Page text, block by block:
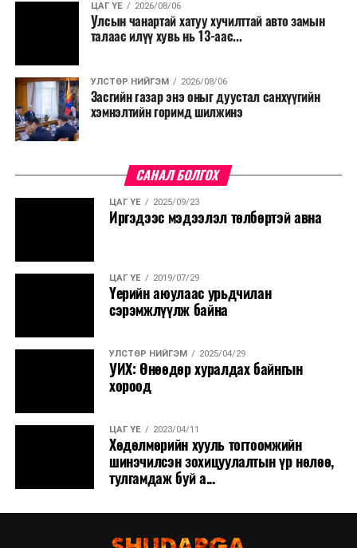
ЦАГ ҮЕ 2026/08/06
Улсын чанартай хатуу хучилттай авто замын
талаас илүү хувь нь 13-аас...
УЛСТӨР НИЙГЭМ 2026/08/06
Засгийн газар энэ оныг дуустал санхүүгийн
хэмнэлтийн горимд шилжинэ
САНАЛ БОЛГОХ
ЦАГ ҮЕ 2025/09/23
Иргэдээс мэдээлэл төлбөртэй авна
ЦАГ ҮЕ 2019/07/29
Үерийн аюулаас урьдчилан
сэрэмжлүүлж байна
УЛСТӨР НИЙГЭМ 2025/04/29
УИХ: Өнөөдөр хуралдах байнгын
хороод
ЦАГ ҮЕ 2023/04/11
Хөдөлмөрийн хууль тогтоомжийн
шинэчилсэн зохицуулалтын үр нөлөө,
тулгамдаж буй а...